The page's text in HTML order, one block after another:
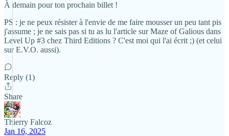
À demain pour ton prochain billet !
PS : je ne peux résister à l'envie de me faire mousser un peu tant pis
j'assume ; je ne sais pas si tu as lu l'article sur Maze of Galious dans
Level Up #3 chez Third Editions ? C'est moi qui l'ai écrit ;) (et celui
sur E.V.O. aussi).
Reply (1)
Share
Thierry Falcoz
Jan 16, 2025